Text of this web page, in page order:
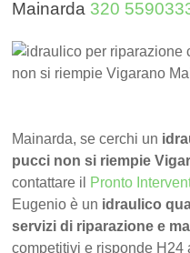
Mainarda 320
Mainarda, se cerchi un
pucci non si riempie
contattare il Pronto
Eugenio è un idraulico
servizi di riparazione e
competitivi e risponde